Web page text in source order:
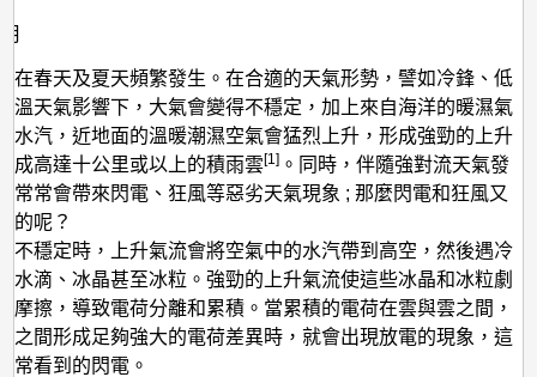
流
天
氣
的
狂
風
與
閃
電
在春天及夏天頻繁發生。在合適的天氣形勢，譬如冷鋒、低
溫天氣影響下，大氣會變得不穩定，加上來自海洋的暖濕氣
水汽，近地面的溫暖潮濕空氣會猛烈上升，形成強勁的上升
成高達十公里或以上的積雨雲[1] 。同時，伴隨強對流天氣發
常常會帶來閃電、狂風等惡劣天氣現象 ; 那麼閃電和狂風又
的呢？
不穩定時，上升氣流會將空氣中的水汽帶到高空，然後遇冷
水滴、冰晶甚至冰粒。強勁的上升氣流使這些冰晶和冰粒劇
摩擦，導致電荷分離和累積。當累積的電荷在雲與雲之間，
之間形成足夠強大的電荷差異時，就會出現放電的現象，這
常看到的閃電。